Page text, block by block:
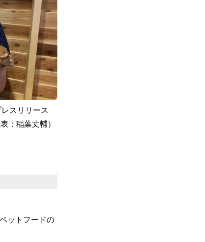
スリリース
：稲葉丈輔）
ットフードの